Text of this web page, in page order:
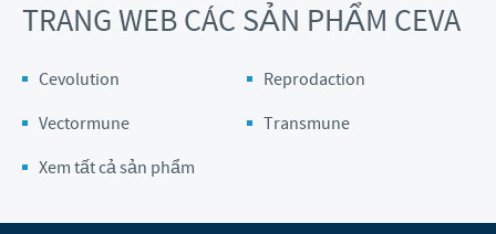
TRANG WEB CÁC SẢN PHẨM CEVA
Cevolution
Reprodaction
Vectormune
Transmune
Xem tất cả sản phẩm